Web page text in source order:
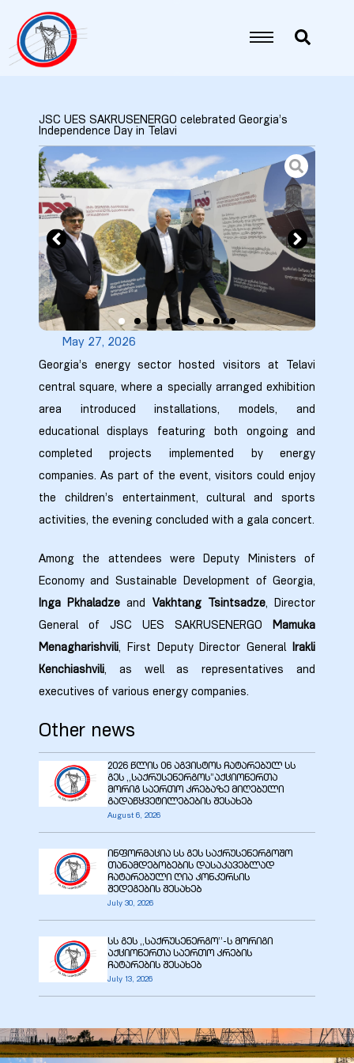
JSC UES SAKRUSENERGO celebrated Georgia’s
Independence Day in Telavi
May 27, 2026
Georgia’s energy sector hosted visitors at Telavi
central square, where a specially arranged exhibition
area introduced installations, models, and
educational displays featuring both ongoing and
completed projects implemented by energy
companies. As part of the event, visitors could enjoy
the children’s entertainment, cultural and sports
activities, the evening concluded with a gala concert.
Among the attendees were Deputy Ministers of
Economy and Sustainable Development of Georgia,
Inga Pkhaladzeand Vakhtang Tsintsadze, Director
General of JSC UES SAKRUSENERGO
Mamuka
Menagharishvili, First Deputy Director General
Irakli
Kenchiashvili, as well as representatives and
executives of various energy companies.
Other news
2026 წლის 06 აგვისტოს ჩატარებულ სს
გეს ,,საქრუსენერგოს”აქციონერთა
მორიგ საერთო კრებაზე მიღებული
გადაწყვეტილებების შესახებ
August 6, 2026
ინფორმაცია სს გეს საქრუსენერგოშო
თანამდებობების დასაკავებლად
ჩატარებული ღია კონკურსის
შედეგების შესახებ
July 30, 2026
სს გეს ,,საქრუსენერგო’’-ს მორიგი
აქციონერთა საერთო კრების
ჩატარების შესახებ
July 13, 2026
Line
Line